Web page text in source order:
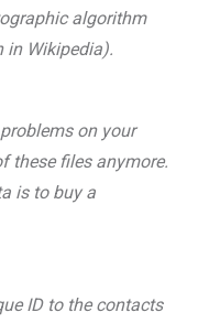
algorithm
in Wikipedia).
on your
these files anymore.
is to buy a
ID to the contacts